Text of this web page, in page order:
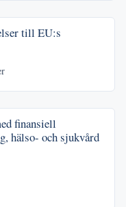
till EU:s
finansiell
hälso- och sjukvård